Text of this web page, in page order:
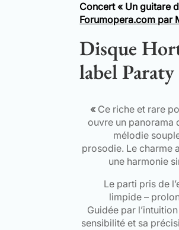
Concert « Un guitare
Forumopera.com par
Disque
label Paraty
« Ce riche et rare
ouvre un panorama
mélodie
prosodie. Le charme
une harmonie
Le parti pris de
limpide –
Guidée par
sensibilité et sa